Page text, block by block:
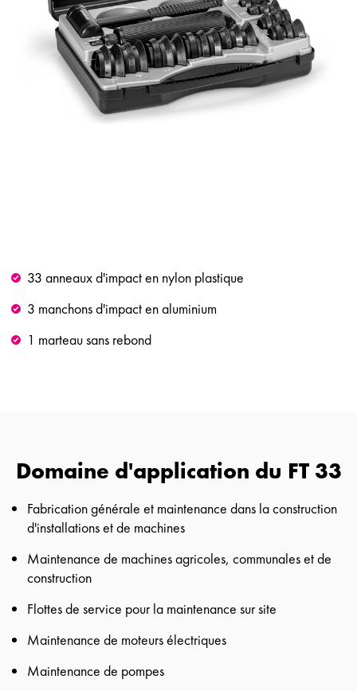
33 anneaux d'impact en nylon plastique
3 manchons d'impact en aluminium
1 marteau sans rebond
Domaine d'application du FT 33
Fabrication générale et maintenance dans la construction
d'installations et de machines
Maintenance de machines agricoles, communales et de
construction
Flottes de service pour la maintenance sur site
Maintenance de moteurs électriques
Maintenance de pompes